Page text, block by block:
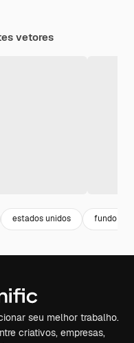
vetores
estados unidos fundo
seu melhor trabalho.
criativos, empresas,